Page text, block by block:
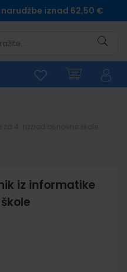
iznad 62,50 €
iz informatike